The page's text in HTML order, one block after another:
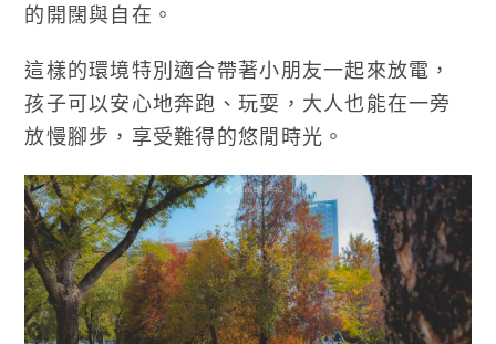
的開闊與自在。
這樣的環境特別適合帶著小朋友一起來放電，
孩子可以安心地奔跑、玩耍，大人也能在一旁
放慢腳步，享受難得的悠閒時光。